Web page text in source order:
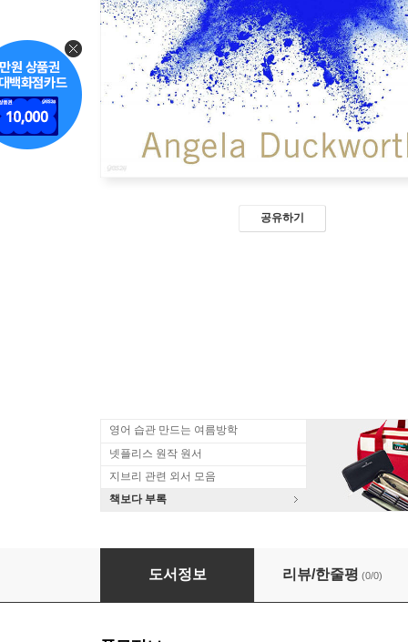
공유하기
영어 습관 만드는 여름방학
넷플리스 원작 원서
지브리 관련 외서 모음
책보다 부록
도서정보 리뷰/한줄평 (0/0)